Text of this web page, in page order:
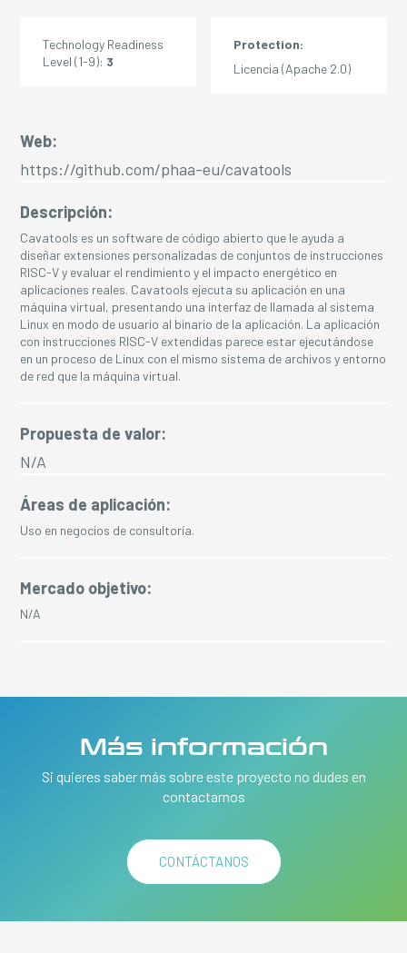
Web:
https://github.com/phaa-eu/cavatools
Descripción:
Cavatools es un software de código abierto que le ayuda a
diseñar extensiones personalizadas de conjuntos de instrucciones
RISC-V y evaluar el rendimiento y el impacto energético en
aplicaciones reales. Cavatools ejecuta su aplicación en una
máquina virtual, presentando una interfaz de llamada al sistema
Linux en modo de usuario al binario de la aplicación. La aplicación
con instrucciones RISC-V extendidas parece estar ejecutándose
en un proceso de Linux con el mismo sistema de archivos y entorno
de red que la máquina virtual.
Propuesta de valor:
N/A
Áreas de aplicación:
Uso en negocios de consultoría.
Mercado objetivo:
N/A
Technology Readiness
Level (1-9): 3
Protection:
Licencia (Apache 2.0)
Más información
Si quieres saber más sobre este proyecto no dudes en
contactarnos
CONTÁCTANOS